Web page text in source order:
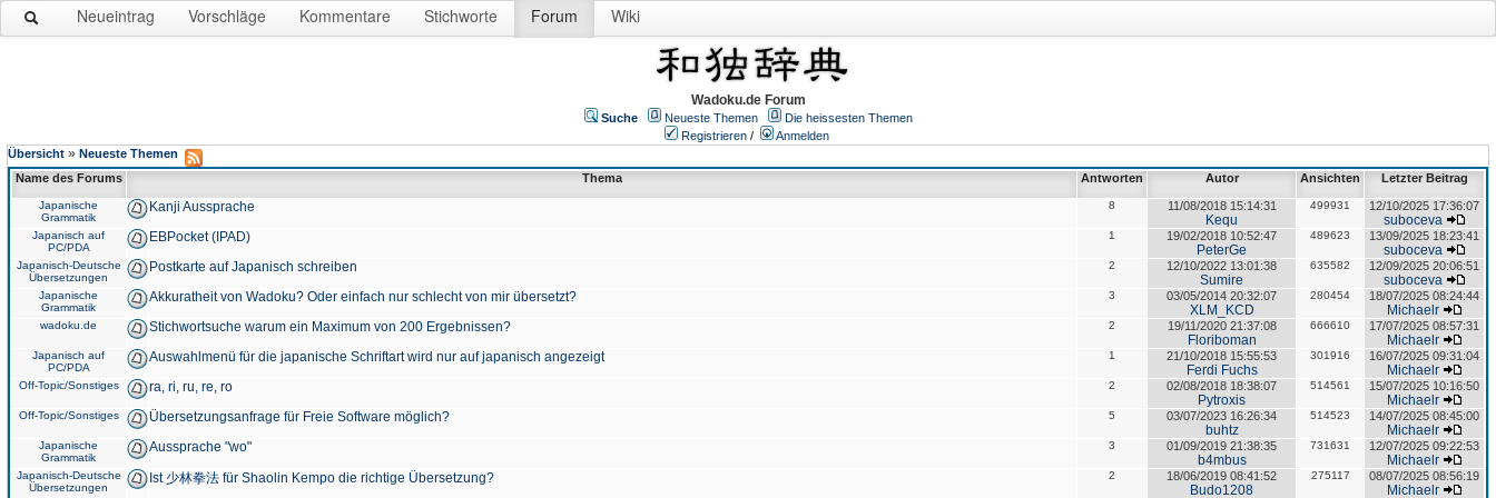
Neueintrag Vorschläge Kommentare Stichworte Forum Wiki
Wadoku.de Forum
Suche Neueste Themen
Die heissesten Themen
Registrieren /
Anmelden
Übersicht » Neueste Themen
Name des Forums
Thema Antworten Autor Ansichten Letzter Beitrag
Japanische
Grammatik
Kanji Aussprache 8 11/08/2018 15:14:31
Kequ
499931 12/10/2025 17:36:07
suboceva
Japanisch auf
PC/PDA
EBPocket (IPAD) 1 19/02/2018 10:52:47
PeterGe
489623 13/09/2025 18:23:41
suboceva
Japanisch-Deutsche
Übersetzungen
Postkarte auf Japanisch schreiben 2 12/10/2022 13:01:38
Sumire
635582 12/09/2025 20:06:51
suboceva
Japanische
Grammatik
Akkuratheit von Wadoku? Oder einfach nur schlecht von mir übersetzt? 3 03/05/2014 20:32:07
XLM_KCD
280454 18/07/2025 08:24:44
Michaelr
wadoku.de Stichwortsuche warum ein Maximum von 200 Ergebnissen? 2 19/11/2020 21:37:08
Floriboman
666610 17/07/2025 08:57:31
Michaelr
Japanisch auf
PC/PDA
Auswahlmenü für die japanische Schriftart wird nur auf japanisch angezeigt 1 21/10/2018 15:55:53
Ferdi Fuchs
301916 16/07/2025 09:31:04
Michaelr
Off-Topic/Sonstiges ra, ri, ru, re, ro 2 02/08/2018 18:38:07
Pytroxis
514561 15/07/2025 10:16:50
Michaelr
Off-Topic/Sonstiges Übersetzungsanfrage für Freie Software möglich? 5 03/07/2023 16:26:34
buhtz
514523 14/07/2025 08:45:00
Michaelr
Japanische
Grammatik
Aussprache "wo" 3 01/09/2019 21:38:35
b4mbus
731631 12/07/2025 09:22:53
Michaelr
Japanisch-Deutsche
Übersetzungen
Ist 少林拳法 für Shaolin Kempo die richtige Übersetzung? 2 18/06/2019 08:41:52
Budo1208
275117 08/07/2025 08:56:19
Michaelr